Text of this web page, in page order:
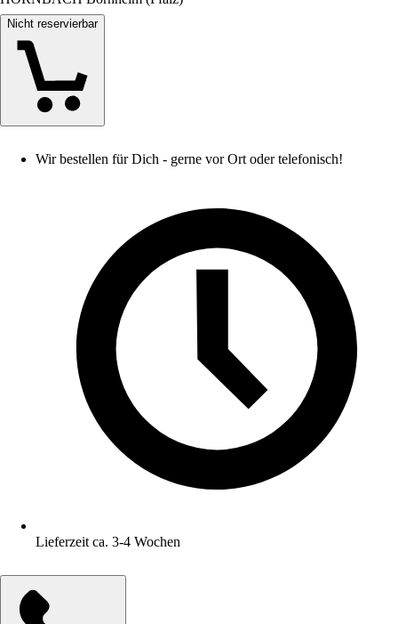
Nicht reservierbar
Wir bestellen für Dich - gerne vor Ort oder telefonisch!
Lieferzeit ca. 3-4 Wochen